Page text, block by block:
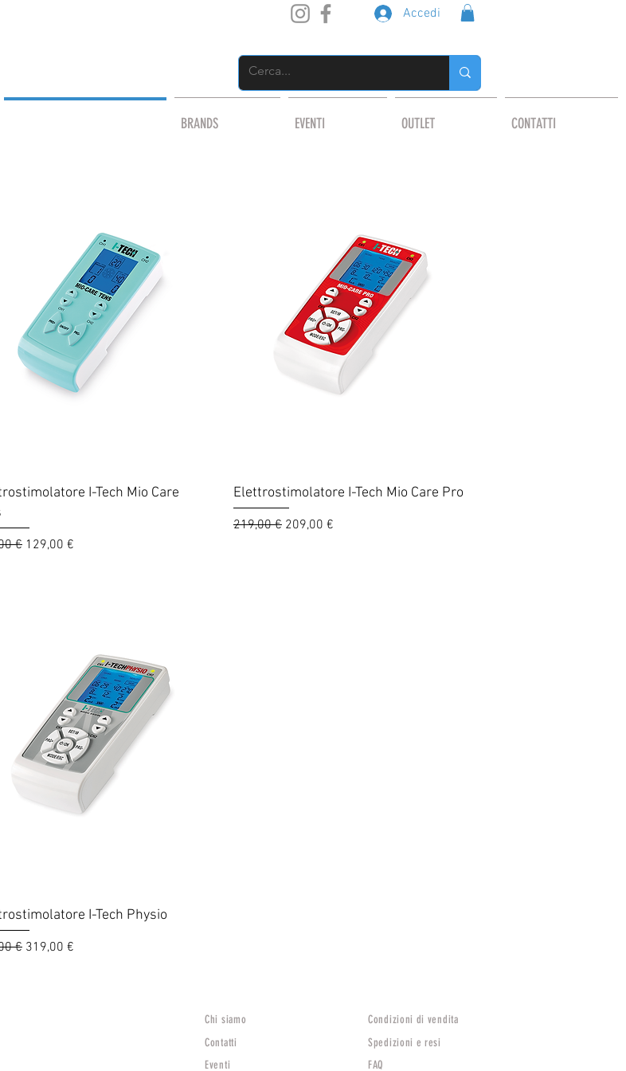
Accedi
BRANDS EVENTI OUTLET CONTATTI
Vista rapida
I-Tech Mio Care
regolare
€ Prezzo scontato
129,00 €
Vista rapida
Elettrostimolatore I-Tech Mio Care Pro
Prezzo regolare
219,00 € Prezzo scontato
209,00 €
Vista rapida
I-Tech Physio
regolare
€ Prezzo scontato
319,00 €
Chi siamo
Contatti
Eventi
Condizioni di vendita
Spedizioni e resi
FAQ